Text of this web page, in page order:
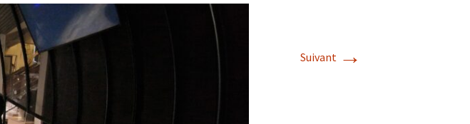
Album photos 2023
Album photos 2022
Suivant →